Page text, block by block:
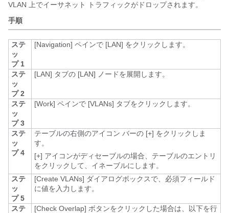
VLAN 上でイーサネット トラフィックがドロップされます。
手順
ステ
ッ
プ 1
[Navigation] ペインで [LAN] をクリックします。
ステ
ッ
プ 2
[LAN] タブの [LAN] ノードを展開します。
ステ
ッ
プ 3
[Work] ペインで [VLANs] タブをクリックします。
ステ
ッ
プ 4
テーブルの右側のアイコン バーの [+] をクリックしま
す。
[+] アイコンがディセーブルの場合、テーブルのエントリ
をクリックして、イネーブルにします。
ステ
ッ
プ 5
[Create VLANs] ダイアログボックスで、必須フィールド
に値を入力します。
ステ
[Check Overlap] ボタンをクリックした場合は、以下を行